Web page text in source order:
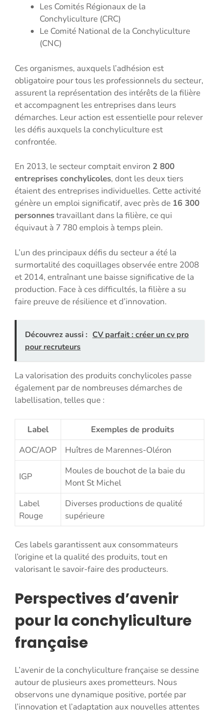
Les Comités Régionaux de la
Conchyliculture (CRC)
Le Comité National de la Conchyliculture
(CNC)
Ces organismes, auxquels l’adhésion est
obligatoire pour tous les professionnels du secteur,
assurent la représentation des intérêts de la filière
et accompagnent les entreprises dans leurs
démarches. Leur action est essentielle pour relever
les défis auxquels la conchyliculture est
confrontée.
En 2013, le secteur comptait environ 2 800
entreprises conchylicoles, dont les deux tiers
étaient des entreprises individuelles. Cette activité
génère un emploi significatif, avec près de 16 300
personnestravaillant dans la filière, ce qui
équivaut à 7 780 emplois à temps plein.
L’un des principaux défis du secteur a été la
surmortalité des coquillages observée entre 2008
et 2014, entraînant une baisse significative de la
production. Face à ces difficultés, la filière a su
faire preuve de résilience et d’innovation.
Découvrez aussi : CV parfait : créer un cv pro
pour recruteurs
La valorisation des produits conchylicoles passe
également par de nombreuses démarches de
labellisation, telles que :
Label
Exemples de produits
AOC/AOP
Huîtres de Marennes-Oléron
IGP
Moules de bouchot de la baie du
Mont St Michel
Label
Rouge
Diverses productions de qualité
supérieure
Ces labels garantissent aux consommateurs
l’origine et la qualité des produits, tout en
valorisant le savoir-faire des producteurs.
Perspectives d’avenir
pour la conchyliculture
française
L’avenir de la conchyliculture française se dessine
autour de plusieurs axes prometteurs. Nous
observons une dynamique positive, portée par
l’innovation et l’adaptation aux nouvelles attentes